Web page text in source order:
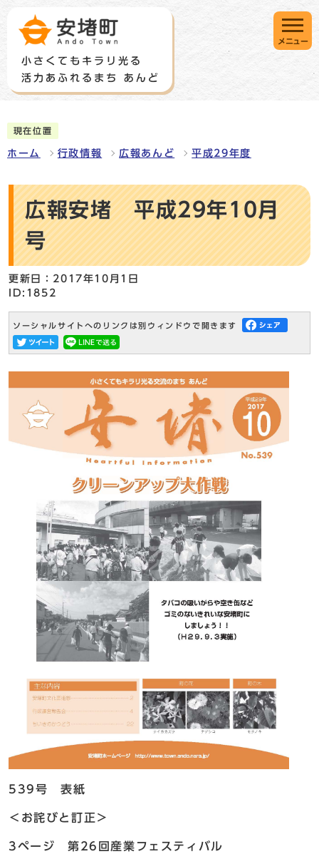
メニュー
現在位置
ホーム 行政情報 広報あんど 平成29年度
広報安堵 平成29年10月
号
更新日：2017年10月1日
ID:1852
ソーシャルサイトへのリンクは別ウィンドウで開きます
539号 表紙
＜お詫びと訂正＞
3ページ 第26回産業フェスティバル